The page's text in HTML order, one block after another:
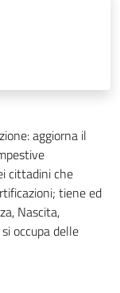
aggiorna il
cittadini che
tiene ed
Nascita,
occupa delle